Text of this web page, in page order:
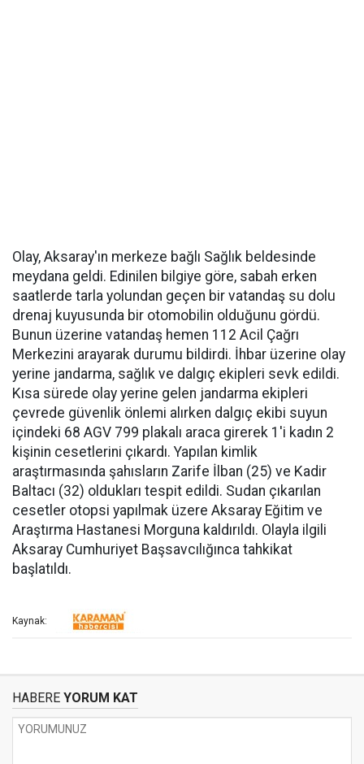
Olay, Aksaray'ın merkeze bağlı Sağlık beldesinde
meydana geldi. Edinilen bilgiye göre, sabah erken
saatlerde tarla yolundan geçen bir vatandaş su dolu
drenaj kuyusunda bir otomobilin olduğunu gördü.
Bunun üzerine vatandaş hemen 112 Acil Çağrı
Merkezini arayarak durumu bildirdi. İhbar üzerine olay
yerine jandarma, sağlık ve dalgıç ekipleri sevk edildi.
Kısa sürede olay yerine gelen jandarma ekipleri
çevrede güvenlik önlemi alırken dalgıç ekibi suyun
içindeki 68 AGV 799 plakalı araca girerek 1'i kadın 2
kişinin cesetlerini çıkardı. Yapılan kimlik
araştırmasında şahısların Zarife İlban (25) ve Kadir
Baltacı (32) oldukları tespit edildi. Sudan çıkarılan
cesetler otopsi yapılmak üzere Aksaray Eğitim ve
Araştırma Hastanesi Morguna kaldırıldı. Olayla ilgili
Aksaray Cumhuriyet Başsavcılığınca tahkikat
başlatıldı.
Kaynak:
HABERE YORUM KAT